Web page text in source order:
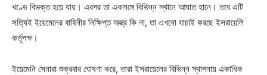
খণ্ডে বিভক্ত হয়ে যায়। এরপর তা একসঙ্গে বিভিন্ন স্থানে আঘাত হানে। তবে এটি
সত্যিই ইয়েমেনের বাহিনীর নিক্ষিপ্ত অস্ত্র কি না, তা এখনো যাচাই করছে ইসরায়েলি
কর্তৃপক্ষ।
ইয়েমেনি সেনারা শুক্রবার ঘোষণা করে, তারা ইসরায়েলের বিভিন্ন স্থাপনায় একাধিক